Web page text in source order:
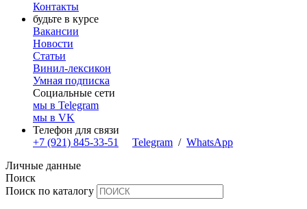
Контакты
будьте в курсе
Вакансии
Новости
Статьи
Винил-лексикон
Умная подписка
Социальные сети
мы в Telegram
мы в VK
Телефон для связи
+7 (921) 845-33-51
Telegram / WhatsApp
Личные данные
Поиск
Поиск по каталогу